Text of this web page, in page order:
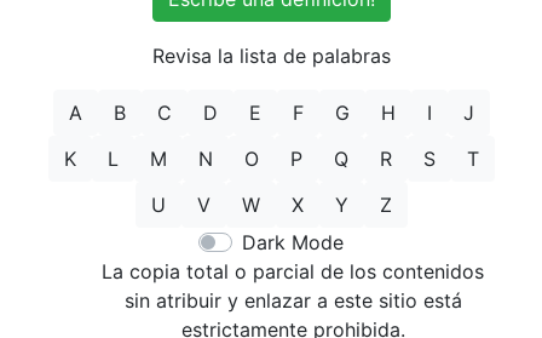
Revisa la lista de palabras
A B C D E F G H I
J
K
L M N O P Q R S
T
U
V W X Y
Z
Dark Mode
La copia total o parcial de los contenidos
sin atribuir y enlazar a este sitio está
estrictamente prohibida.